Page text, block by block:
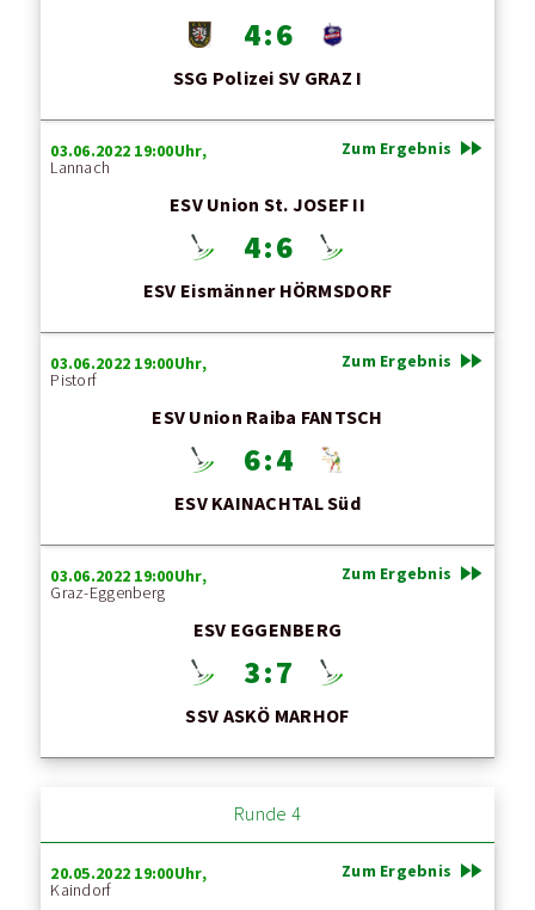
4 : 6
SSG Polizei SV GRAZ I
03.06.2022 19:00Uhr,
Lannach
ESV Union St. JOSEF II
4 : 6
ESV Eismänner HÖRMSDORF
Zum Ergebnis fast_forward
03.06.2022 19:00Uhr,
Pistorf
ESV Union Raiba FANTSCH
6 : 4
ESV KAINACHTAL Süd
Zum Ergebnis fast_forward
03.06.2022 19:00Uhr,
Graz-Eggenberg
ESV EGGENBERG
3 : 7
SSV ASKÖ MARHOF
Zum Ergebnis fast_forward
Runde 4
20.05.2022 19:00Uhr,
Kaindorf
Zum Ergebnis fast_forward